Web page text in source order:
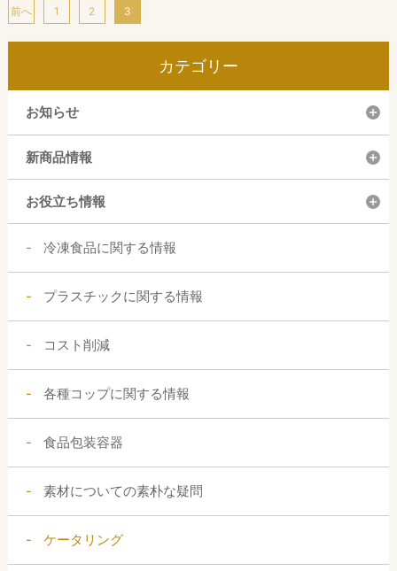
前へ 1 2 3
カテゴリー
お知らせ
新商品情報
お役立ち情報
冷凍食品に関する情報
プラスチックに関する情報
コスト削減
各種コップに関する情報
食品包装容器
素材についての素朴な疑問
ケータリング